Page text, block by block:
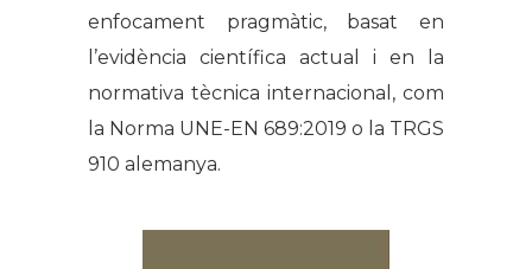
enfocament pragmàtic, basat en
l’evidència científica actual i en la
normativa tècnica internacional, com
la Norma UNE-EN 689:2019 o la TRGS
910 alemanya.